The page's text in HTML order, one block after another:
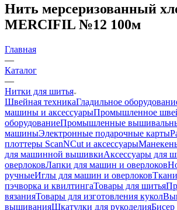
Нить мерсеризованный
MERCIFIL №12 100м
Главная
—
Каталог
—
Нитки для шитья
Швейная техникаГладильное
машины и аксессуарыПромышленное
оборудованиеПромышленные
машиныЭлектронные подарочные карты
плоттеры ScanNCut и аксессуары
для машинной вышивкиАксессуары для
оверлоковЛапки для машин и оверлоков
ручныеИглы для машин и оверлоковТкани
пэчворка и квилтингаТовары для шитья
вязанияТовары для изготовления кукол
вышиванияШкатулки для рукоделияБисер